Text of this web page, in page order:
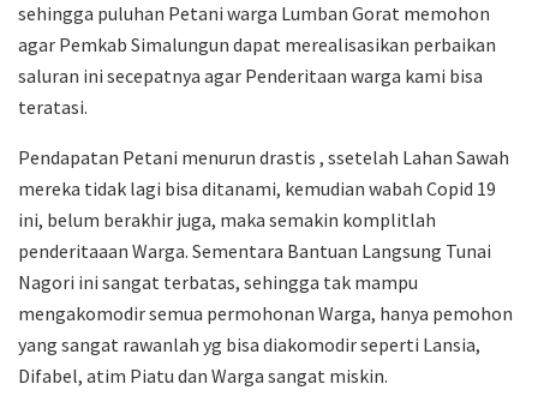
sehingga puluhan Petani warga Lumban Gorat memohon
agar Pemkab Simalungun dapat merealisasikan perbaikan
saluran ini secepatnya agar Penderitaan warga kami bisa
teratasi.
Pendapatan Petani menurun drastis , ssetelah Lahan Sawah
mereka tidak lagi bisa ditanami, kemudian wabah Copid 19
ini, belum berakhir juga, maka semakin komplitlah
penderitaaan Warga. Sementara Bantuan Langsung Tunai
Nagori ini sangat terbatas, sehingga tak mampu
mengakomodir semua permohonan Warga, hanya pemohon
yang sangat rawanlah yg bisa diakomodir seperti Lansia,
Difabel, atim Piatu dan Warga sangat miskin.